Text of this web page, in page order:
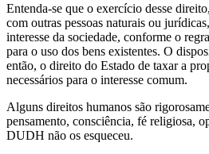
Entenda-se que o exercício desse
com outras pessoas naturais ou
interesse da sociedade, conforme o
para o uso dos bens existentes. O
então, o direito do Estado de taxar a
necessários para o interesse comum.
Alguns direitos humanos são
pensamento, consciência, fé religiosa,
DUDH não os esqueceu.